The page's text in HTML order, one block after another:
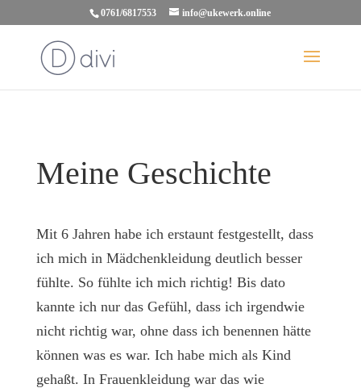
0761/6817553 info@ukewerk.online
Meine Geschichte
Mit 6 Jahren habe ich erstaunt festgestellt, dass
ich mich in Mädchenkleidung deutlich besser
fühlte. So fühlte ich mich richtig! Bis dato
kannte ich nur das Gefühl, dass ich irgendwie
nicht richtig war, ohne dass ich benennen hätte
können was es war. Ich habe mich als Kind
gehaßt. In Frauenkleidung war das wie